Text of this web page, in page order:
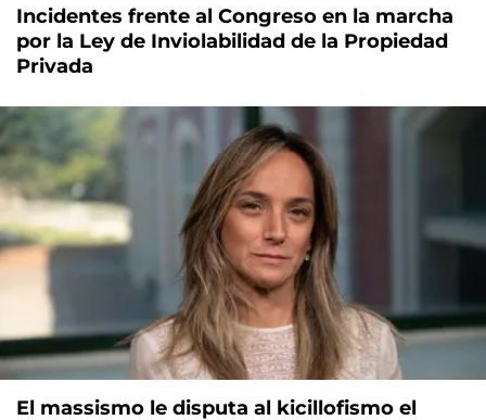
Incidentes frente al Congreso en la marcha
por la Ley de Inviolabilidad de la Propiedad
Privada
El massismo le disputa al kicillofismo el